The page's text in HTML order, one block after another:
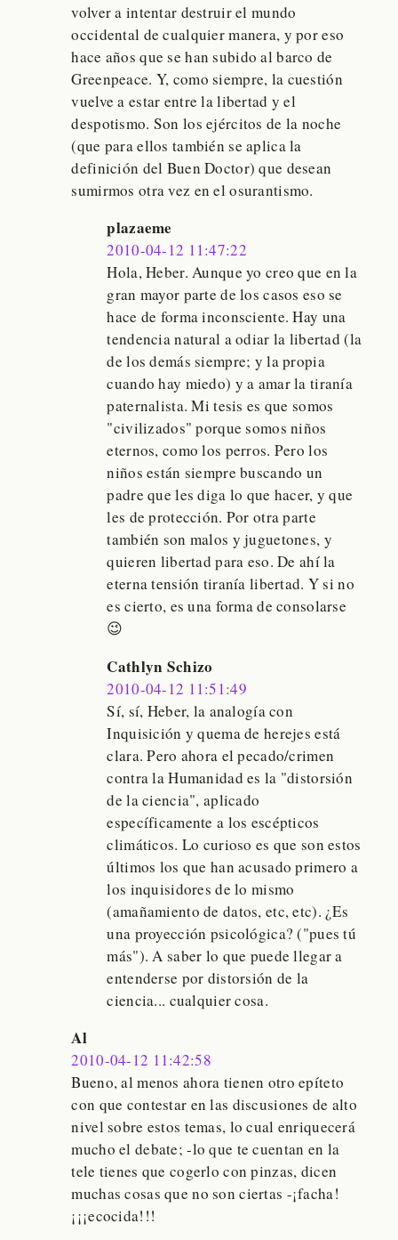
volver a intentar destruir el mundo
occidental de cualquier manera, y por eso
hace años que se han subido al barco de
Greenpeace. Y, como siempre, la cuestión
vuelve a estar entre la libertad y el
despotismo. Son los ejércitos de la noche
(que para ellos también se aplica la
definición del Buen Doctor) que desean
sumirmos otra vez en el osurantismo.
plazaeme
2010-04-12 11:47:22
Hola, Heber. Aunque yo creo que en la
gran mayor parte de los casos eso se
hace de forma inconsciente. Hay una
tendencia natural a odiar la libertad (la
de los demás siempre; y la propia
cuando hay miedo) y a amar la tiranía
paternalista. Mi tesis es que somos
"civilizados" porque somos niños
eternos, como los perros. Pero los
niños están siempre buscando un
padre que les diga lo que hacer, y que
les de protección. Por otra parte
también son malos y juguetones, y
quieren libertad para eso. De ahí la
eterna tensión tiranía libertad. Y si no
es cierto, es una forma de consolarse
😉
Cathlyn Schizo
2010-04-12 11:51:49
Sí, sí, Heber, la analogía con
Inquisición y quema de herejes está
clara. Pero ahora el pecado/crimen
contra la Humanidad es la "distorsión
de la ciencia", aplicado
específicamente a los escépticos
climáticos. Lo curioso es que son estos
últimos los que han acusado primero a
los inquisidores de lo mismo
(amañamiento de datos, etc, etc). ¿Es
una proyección psicológica? ("pues tú
más"). A saber lo que puede llegar a
entenderse por distorsión de la
ciencia... cualquier cosa.
Al
2010-04-12 11:42:58
Bueno, al menos ahora tienen otro epíteto
con que contestar en las discusiones de alto
nivel sobre estos temas, lo cual enriquecerá
mucho el debate; -lo que te cuentan en la
tele tienes que cogerlo con pinzas, dicen
muchas cosas que no son ciertas -¡facha!
¡¡¡ecocida!!!